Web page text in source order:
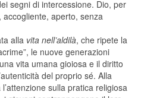
segni di intercessione. Dio, per
accogliente, aperto, senza
alla vita nell’aldilà, che ripete la
le nuove generazioni
vita umana gioiosa e il diritto
del proprio sé. Alla
sulla pratica religiosa